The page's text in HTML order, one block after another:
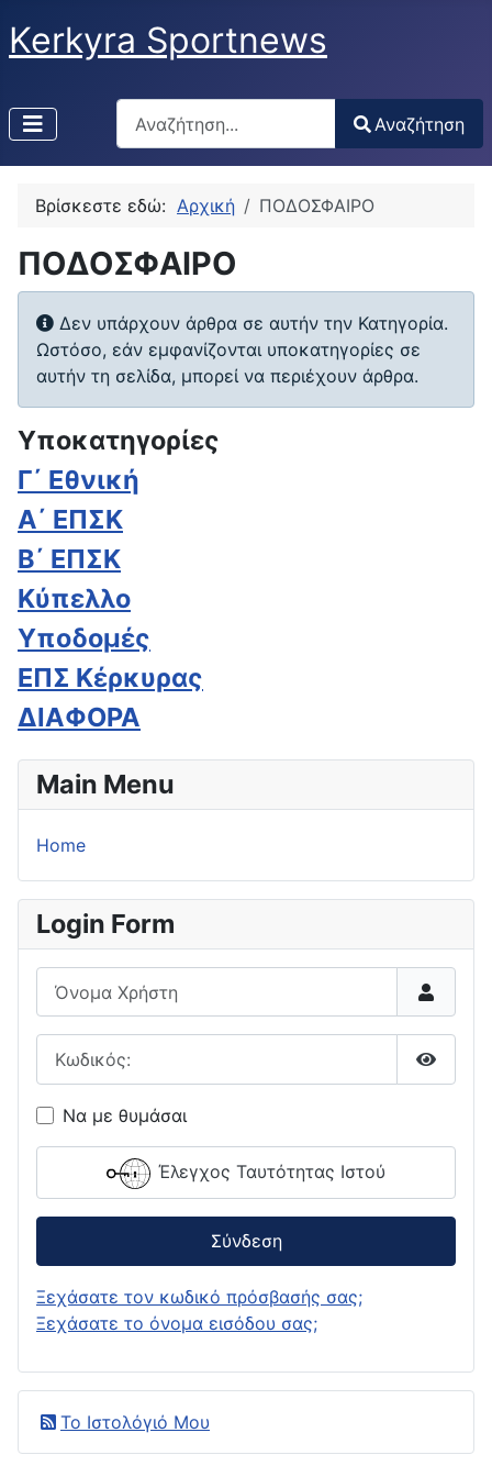
Kerkyra Sportnews
Αναζήτηση
Type 2 or more characters for results.
Αναζήτηση
Βρίσκεστε εδώ: Αρχική ΠΟΔΟΣΦΑΙΡΟ
ΠΟΔΟΣΦΑΙΡΟ
Πληροφορία
Δεν υπάρχουν άρθρα σε αυτήν την Κατηγορία.
Ωστόσο, εάν εμφανίζονται υποκατηγορίες σε
αυτήν τη σελίδα, μπορεί να περιέχουν άρθρα.
Υποκατηγορίες
Γ΄ Εθνική
Α΄ ΕΠΣΚ
Β΄ ΕΠΣΚ
Κύπελλο
Υποδομές
ΕΠΣ Κέρκυρας
ΔΙΑΦΟΡΑ
Main Menu
Home
Login Form
Όνομα Χρήστη
Να με θυμάσαι
Έλεγχος Ταυτότητας Ιστού
Σύνδεση
Ξεχάσατε τον κωδικό πρόσβασής σας;
Ξεχάσατε το όνομα εισόδου σας;
Το Ιστολόγιό Μου